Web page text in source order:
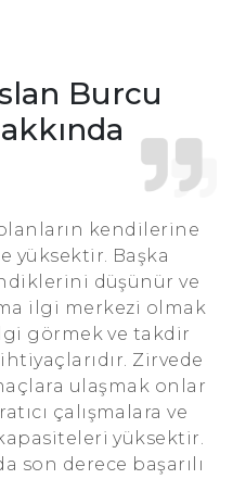
Burcu
kendilerine
yüksektir. Başka
düşünür ve
ilgi merkezi olmak
görmek ve takdir
Zirvede
ulaşmak onlar
çalışmalara ve
yüksektir.
son derece başarılı